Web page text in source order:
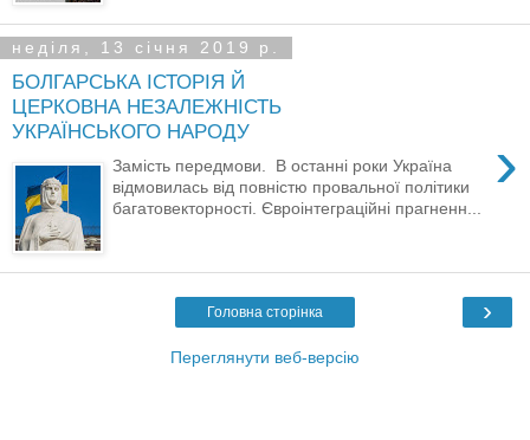
неділя, 13 січня 2019 р.
БОЛГАРСЬКА ІСТОРІЯ Й
ЦЕРКОВНА НЕЗАЛЕЖНІСТЬ
УКРАЇНСЬКОГО НАРОДУ
›
Замість передмови. В останні роки Україна
відмовилась від повністю провальної політики
багатовекторності. Євроінтеграційні прагненн...
›
Головна сторінка
Переглянути веб-версію